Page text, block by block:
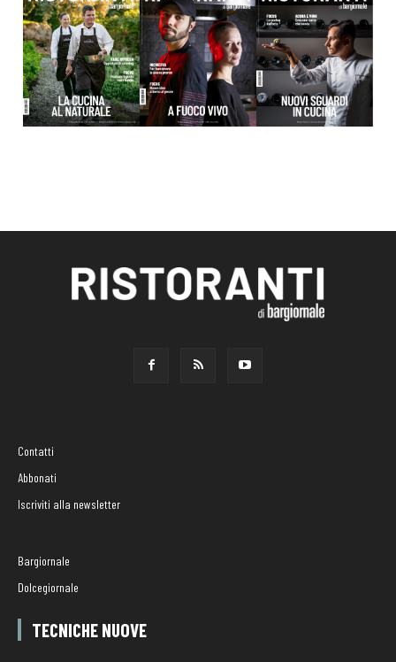
Contatti
Abbonati
Iscriviti alla newsletter
Bargiornale
Dolcegiornale
TECNICHE NUOVE